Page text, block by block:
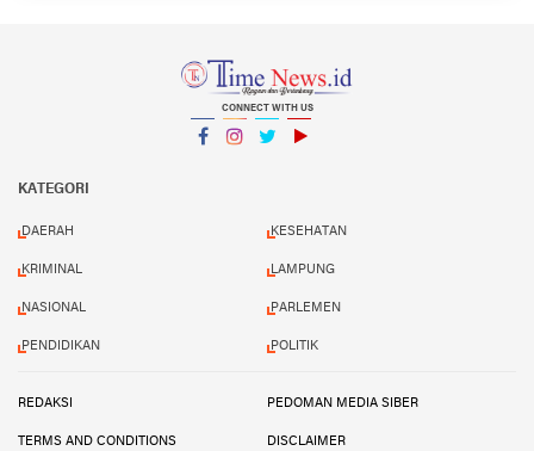
CONNECT WITH US
KATEGORI
DAERAH KESEHATAN
KRIMINAL LAMPUNG
NASIONAL PARLEMEN
PENDIDIKAN POLITIK
REDAKSI PEDOMAN MEDIA SIBER
TERMS AND CONDITIONS DISCLAIMER